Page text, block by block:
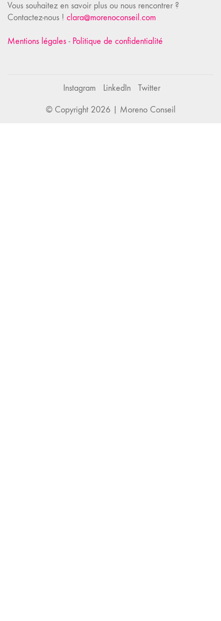
Vous souhaitez en savoir plus ou nous rencontrer ?
Contactez-nous ! clara@morenoconseil.com
Mentions légales - Politique de confidentialité
Instagram LinkedIn Twitter
© Copyright 2026 | Moreno Conseil